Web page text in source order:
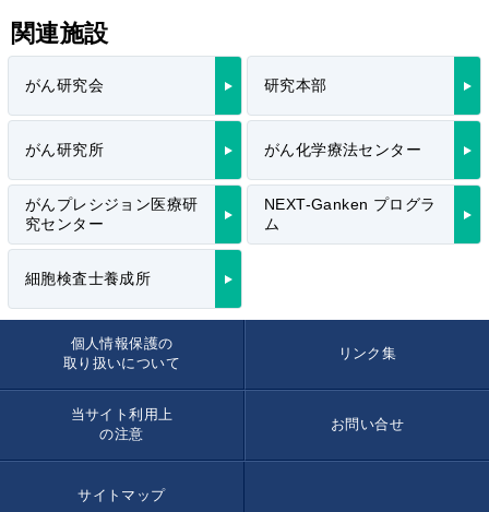
関連施設
がん研究会 研究本部
がん研究所 がん化学療法センター
がんプレシジョン医療研
究センター
NEXT-Ganken プログラ
ム
細胞検査士養成所
個人情報保護の
取り扱いについて
リンク集
当サイト利用上
の注意
お問い合せ
サイトマップ